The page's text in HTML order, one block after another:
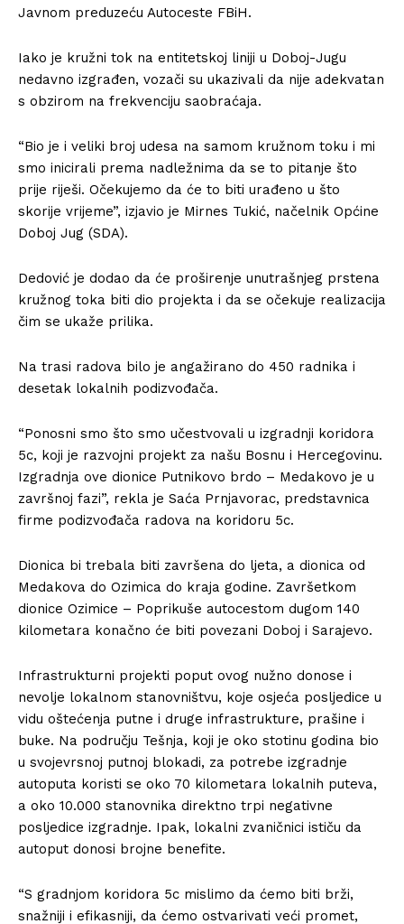
Javnom preduzeću Autoceste FBiH.
Iako je kružni tok na entitetskoj liniji u Doboj-Jugu
nedavno izgrađen, vozači su ukazivali da nije adekvatan
s obzirom na frekvenciju saobraćaja.
“Bio je i veliki broj udesa na samom kružnom toku i mi
smo inicirali prema nadležnima da se to pitanje što
prije riješi. Očekujemo da će to biti urađeno u što
skorije vrijeme”, izjavio je Mirnes Tukić, načelnik Općine
Doboj Jug (SDA).
Dedović je dodao da će proširenje unutrašnjeg prstena
kružnog toka biti dio projekta i da se očekuje realizacija
čim se ukaže prilika.
Na trasi radova bilo je angažirano do 450 radnika i
desetak lokalnih podizvođača.
“Ponosni smo što smo učestvovali u izgradnji koridora
5c, koji je razvojni projekt za našu Bosnu i Hercegovinu.
Izgradnja ove dionice Putnikovo brdo – Medakovo je u
završnoj fazi”, rekla je Saća Prnjavorac, predstavnica
firme podizvođača radova na koridoru 5c.
Dionica bi trebala biti završena do ljeta, a dionica od
Medakova do Ozimica do kraja godine. Završetkom
dionice Ozimice – Poprikuše autocestom dugom 140
kilometara konačno će biti povezani Doboj i Sarajevo.
Infrastrukturni projekti poput ovog nužno donose i
nevolje lokalnom stanovništvu, koje osjeća posljedice u
vidu oštećenja putne i druge infrastrukture, prašine i
buke. Na području Tešnja, koji je oko stotinu godina bio
u svojevrsnoj putnoj blokadi, za potrebe izgradnje
autoputa koristi se oko 70 kilometara lokalnih puteva,
a oko 10.000 stanovnika direktno trpi negativne
posljedice izgradnje. Ipak, lokalni zvaničnici ističu da
autoput donosi brojne benefite.
“S gradnjom koridora 5c mislimo da ćemo biti brži,
snažniji i efikasniji, da ćemo ostvarivati veći promet,